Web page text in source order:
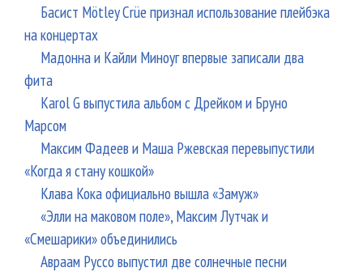
Басист Mötley Crüe признал использование плейбэка
на концертах
Мадонна и Кайли Миноуг впервые записали два
фита
Karol G выпустила альбом с Дрейком и Бруно
Марсом
Максим Фадеев и Маша Ржевская перевыпустили
«Когда я стану кошкой»
Клава Кока официально вышла «Замуж»
«Элли на маковом поле», Максим Лутчак и
«Смешарики» объединились
Авраам Руссо выпустил две солнечные песни